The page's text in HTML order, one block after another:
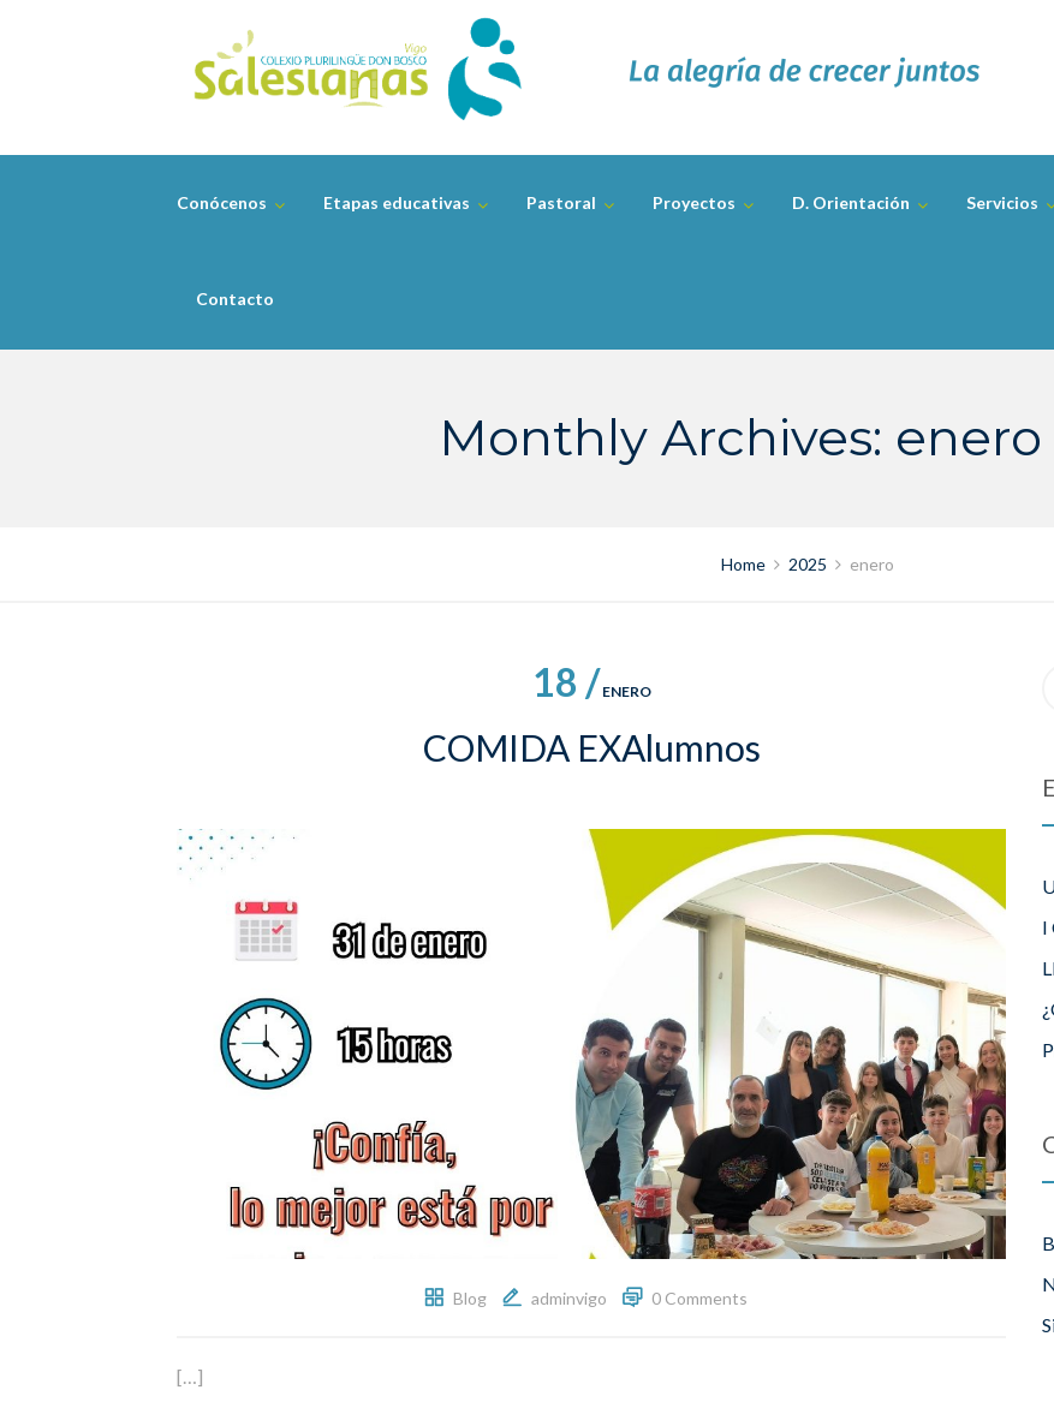
Conócenos Etapas educativas Pastoral Proyectos D. Orientación Servicios
Contacto
Monthly Archives: enero
Home 2025 enero
18 / ENERO
COMIDA EXAlumnos
Blog adminvigo 0 Comments
[…]
I